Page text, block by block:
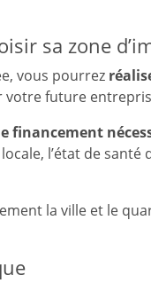
sa zone
vous pourrez
future
financement
l’état de
la ville et le